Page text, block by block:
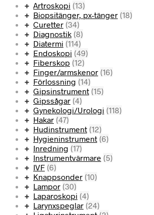
Artroskopi (13)
Biopsitänger, px-tänger (18)
Curetter (34)
Diagnostik (8)
Diatermi (114)
Endoskopi (49)
Fiberskop (12)
Finger/armskenor (16)
Förlossning (14)
Gipsinstrument (15)
Gipssågar (4)
Gynekologi/Urologi (118)
Hakar (47)
Hudinstrument (12)
Hygieninstrument (6)
Inredning (17)
Instrumentvärmare (5)
IVF (6)
Knappsonder (10)
Lampor (30)
Laparoskopi (4)
Larynxspeglar (24)